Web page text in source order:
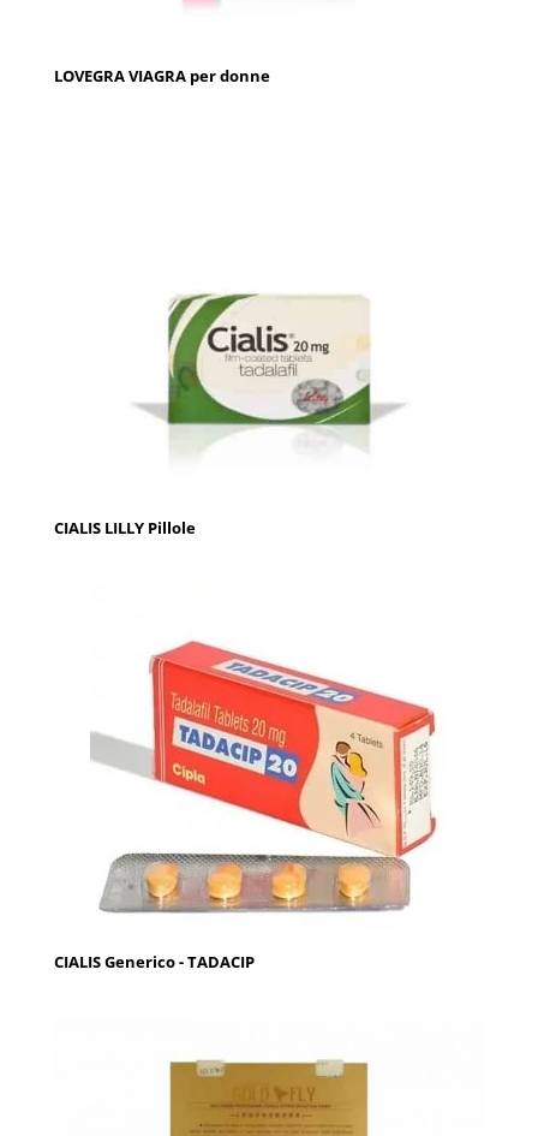
LOVEGRA VIAGRA per donne
CIALIS LILLY Pillole
CIALIS Generico - TADACIP